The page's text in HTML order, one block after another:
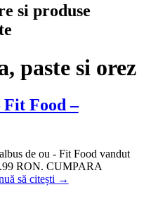
si produse
paste si orez
Fit Food –
de ou - Fit Food vandut
RON. CUMPARA
să citești →